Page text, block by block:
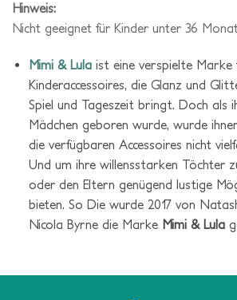
Hinweis:
Nicht geeignet für Kinder unter 36
Mimi & Lulaist eine verspielte Marke
Kinderaccessoires, die Glanz und
Spiel und Tageszeit bringt. Doch als
Mädchen geboren wurde, wurde
die verfügbaren Accessoires nicht
Und um ihre willensstarken Töchter
oder den Eltern genügend lustige
bieten. So Die wurde 2017 von
Nicola Byrne die Marke Mimi & Lula